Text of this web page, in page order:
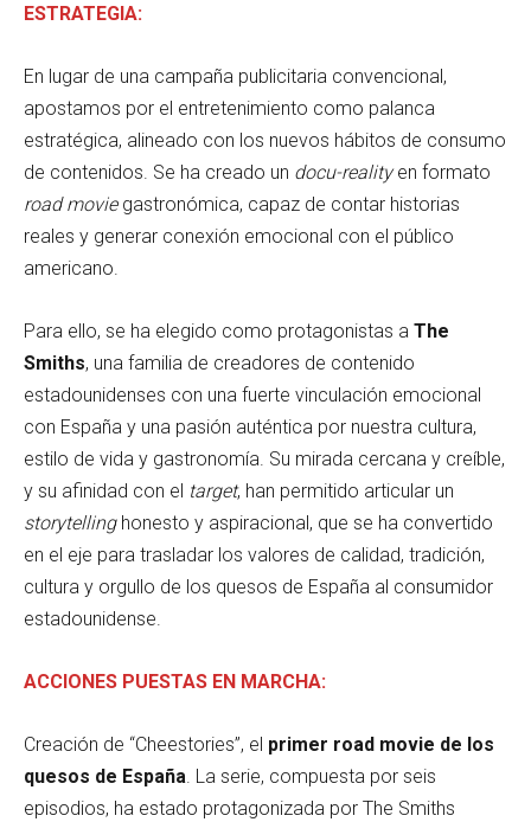
ESTRATEGIA:
En lugar de una campaña publicitaria convencional,
apostamos por el entretenimiento como palanca
estratégica, alineado con los nuevos hábitos de consumo
de contenidos. Se ha creado un docu-realityen formato
road moviegastronómica, capaz de contar historias
reales y generar conexión emocional con el público
americano.
Para ello, se ha elegido como protagonistas a The
Smiths, una familia de creadores de contenido
estadounidenses con una fuerte vinculación emocional
con España y una pasión auténtica por nuestra cultura,
estilo de vida y gastronomía. Su mirada cercana y creíble,
y su afinidad con el target, han permitido articular un
storytellinghonesto y aspiracional, que se ha convertido
en el eje para trasladar los valores de calidad, tradición,
cultura y orgullo de los quesos de España al consumidor
estadounidense.
ACCIONES PUESTAS EN MARCHA:
Creación de “Cheestories”, el primer road movie de los
quesos de España. La serie, compuesta por seis
episodios, ha estado protagonizada por The Smiths